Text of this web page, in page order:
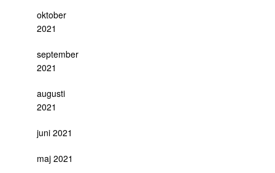
oktober
2021
september
2021
augusti
2021
juni 2021
maj 2021